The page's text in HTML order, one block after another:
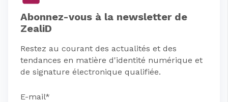
Abonnez-vous à la newsletter de
ZealiD
Restez au courant des actualités et des
tendances en matière d'identité numérique et
de signature électronique qualifiée.
E-mail*